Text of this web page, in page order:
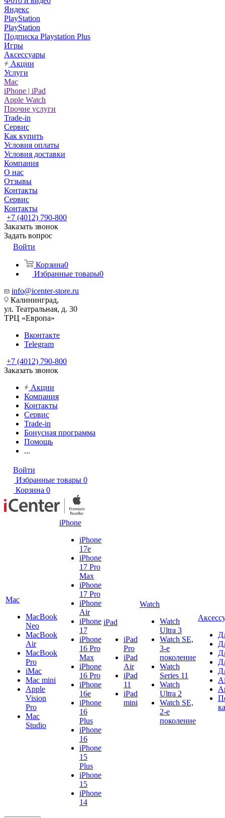
Яндекс
PlayStation
PlayStation
Подписка Playstation Plus
Игры
Аксессуары
Акции
Услуги
Mac
iPhone | iPad
Apple Watch
Прочие услуги
Trade-in
Сервис
Как купить
Условия оплаты
Условия доставки
Компания
О нас
Отзывы
Контакты
Сервис
Контакты
+7 (4012) 790-800
Заказать звонок
Задать вопрос
Войти
Корзина0
Избранные товары0
info@icenter-store.ru
Калининград,
ул. Театральная, д. 30
ТРЦ «Европа»
Вконтакте
Telegram
+7 (4012) 790-800
Заказать звонок
Акции
Компания
Контакты
Сервис
Trade-in
Бонусная программа
Помощь
...
Войти
Избранные товары 0
Корзина 0
Mac
MacBook
Neo
MacBook
Air
MacBook
Pro
iMac
Mac mini
Apple
Vision
Pro
Mac
Studio
iPhone
iPhone
17e
iPhone
17 Pro
Max
iPhone
17 Pro
iPhone
Air
iPhone
17
iPhone
16 Pro
Max
iPhone
16 Pro
iPhone
16e
iPhone
16
Plus
iPhone
16
iPhone
15
Plus
iPhone
15
iPhone
14
iPad
iPad
Pro
iPad
Air
iPad
11
iPad
mini
Watch
Watch
Ultra 3
Watch SE,
3-е
поколение
Watch
Series 11
Watch
Ultra 2
Watch SE,
2-е
поколение